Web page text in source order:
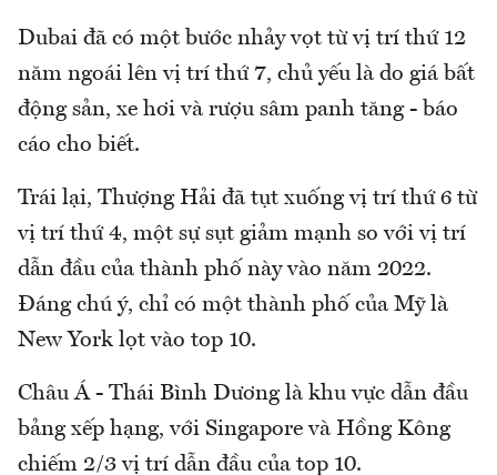
Dubai đã có một bước nhảy vọt từ vị trí thứ 12
năm ngoái lên vị trí thứ 7, chủ yếu là do giá bất
động sản, xe hơi và rượu sâm panh tăng - báo
cáo cho biết.
Trái lại, Thượng Hải đã tụt xuống vị trí thứ 6 từ
vị trí thứ 4, một sự sụt giảm mạnh so với vị trí
dẫn đầu của thành phố này vào năm 2022.
Đáng chú ý, chỉ có một thành phố của Mỹ là
New York lọt vào top 10.
Châu Á - Thái Bình Dương là khu vực dẫn đầu
bảng xếp hạng, với Singapore và Hồng Kông
chiếm 2/3 vị trí dẫn đầu của top 10.